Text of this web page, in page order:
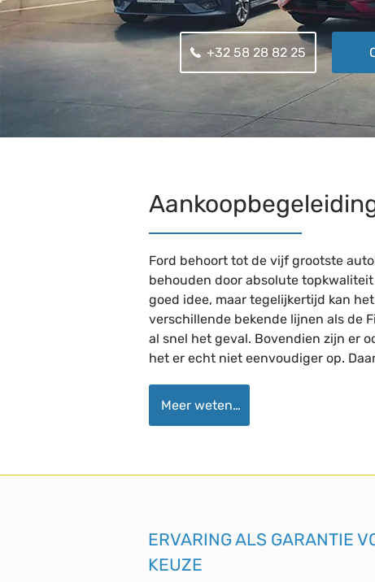
+32 58 28 82 25
Ford behoort tot de vijf grootste
behouden door absolute
goed idee, maar tegelijkertijd kan
verschillende bekende lijnen als de
al snel het geval. Bovendien zijn er
het er echt niet eenvoudiger op.
Meer weten…
ERVARING ALS GARANTIE
KEUZE